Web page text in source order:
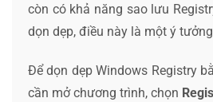
còn có khả năng sao lưu
dọn dẹp, điều này là một ý
Để dọn dẹp Windows Registry
cần mở chương trình, chọn